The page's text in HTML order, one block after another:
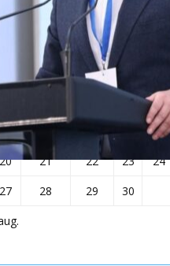
septembrie 2021
Ma Mi
1
9 10
17
21 22 23 24
28 29 30